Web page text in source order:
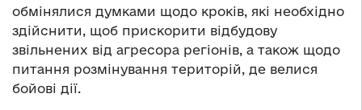
обмінялися думками щодо кроків, які необхідно
здійснити, щоб прискорити відбудову
звільнених від агресора регіонів, а також щодо
питання розмінування територій, де велися
бойові дії.